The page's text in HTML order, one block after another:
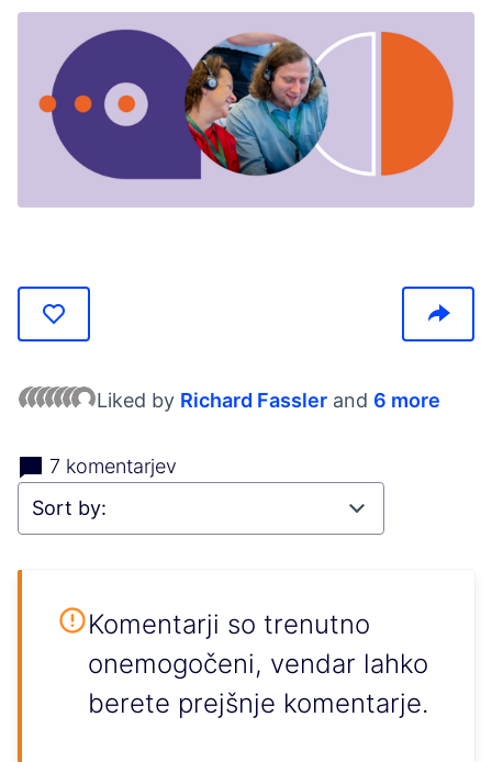
Liked by Richard Fassler and 6 more
7 komentarjev
Komentarji so trenutno
onemogočeni, vendar lahko
berete prejšnje komentarje.